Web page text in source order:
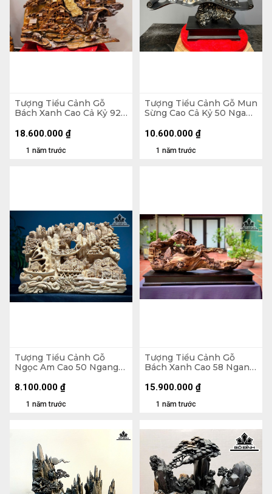
Tượng Tiểu Cảnh Gỗ
Bách Xanh Cao Cả Kỷ 92
15 (cm)
1 năm trước
18.600.000 ₫
Tượng Tiểu Cảnh Gỗ Mun
Sừng Cao Cả Kỷ 50 Ngang
10
1 năm trước
10.600.000 ₫
Tượng Tiểu Cảnh Gỗ
Ngọc Am Cao 50 Ngang
1 năm trước
8.100.000 ₫
Tượng Tiểu Cảnh Gỗ
Bách Xanh Cao 58 Ngang
1 năm trước
15.900.000 ₫